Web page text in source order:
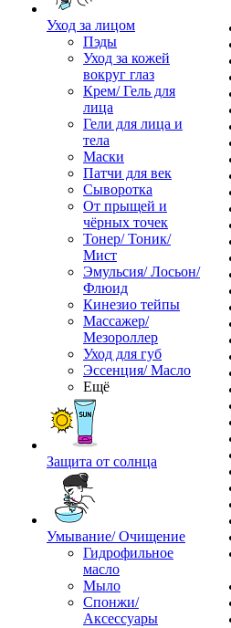
Уход за лицом
Пэды
Уход за кожей
вокруг глаз
Крем/ Гель для
лица
Гели для лица и
тела
Маски
Патчи для век
Сыворотка
От прыщей и
чёрных точек
Тонер/ Тоник/
Мист
Эмульсия/ Лосьон/
Флюид
Кинезио тейпы
Массажер/
Мезороллер
Уход для губ
Эссенция/ Масло
Ещё
Защита от солнца
Умывание/ Очищение
Гидрофильное
масло
Мыло
Спонжи/
Аксессуары